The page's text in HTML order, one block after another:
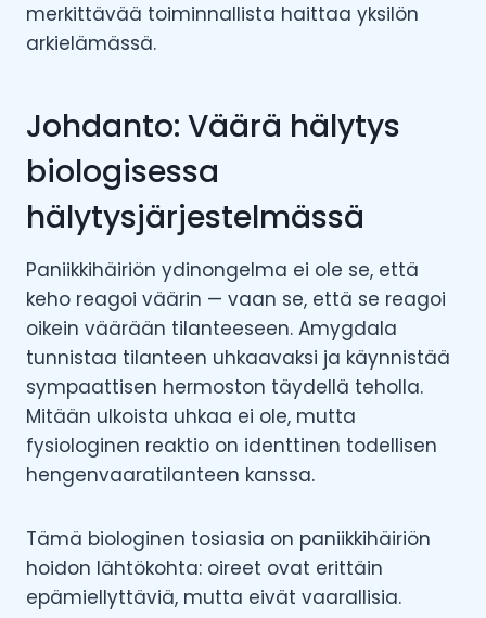
merkittävää toiminnallista haittaa yksilön
arkielämässä.
Johdanto: Väärä hälytys
biologisessa
hälytysjärjestelmässä
Paniikkihäiriön ydinongelma ei ole se, että
keho reagoi väärin — vaan se, että se reagoi
oikein väärään tilanteeseen. Amygdala
tunnistaa tilanteen uhkaavaksi ja käynnistää
sympaattisen hermoston täydellä teholla.
Mitään ulkoista uhkaa ei ole, mutta
fysiologinen reaktio on identtinen todellisen
hengenvaaratilanteen kanssa.
Tämä biologinen tosiasia on paniikkihäiriön
hoidon lähtökohta: oireet ovat erittäin
epämiellyttäviä, mutta eivät vaarallisia.